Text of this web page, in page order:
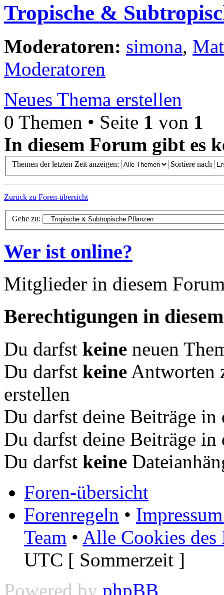
Tropische &
Moderatoren: simona,
Moderatoren
Neues Thema erstellen
0 Themen • Seite 1 von 1
In diesem Forum gibt es
Themen der letzten Zeit anzeigen: Sortiere nach
Zurück zu Foren-übersicht
Gehe zu:
Wer ist online?
Mitglieder in diesem
Berechtigungen in
Du darfst keine neuen
Du darfst keine Antworten
erstellen
Du darfst deine Beiträge
Du darfst deine Beiträge
Du darfst keine
Foren-übersicht
Forenregeln •
Team • Alle Cookies des
UTC [ Sommerzeit ]
Powered by phpBB